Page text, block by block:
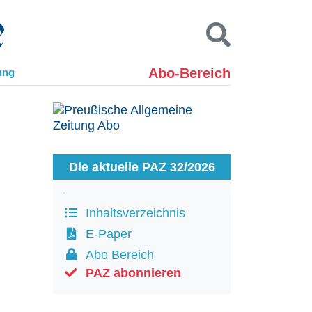
Abo-Bereich
Kontakt
Die aktuelle PAZ 32/2026
Inhaltsverzeichnis
E-Paper
Abo Bereich
PAZ abonnieren